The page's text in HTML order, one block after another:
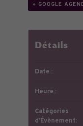
+ GOOGLE
Détails
Date :
Heure :
Catégories
d’Évènement: